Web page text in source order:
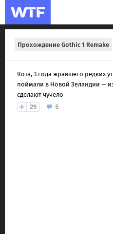
Прохождение Gothic 1 Remake
Кота, 3 года жравшего редких
поймали в Новой Зеландии —
сделают чучело
29
5